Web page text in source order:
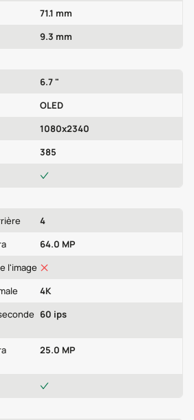
71.1 mm
9.3 mm
6.7 "
OLED
1080x2340
385
4
64.0 MP
l'image
4K
60 ips
25.0 MP